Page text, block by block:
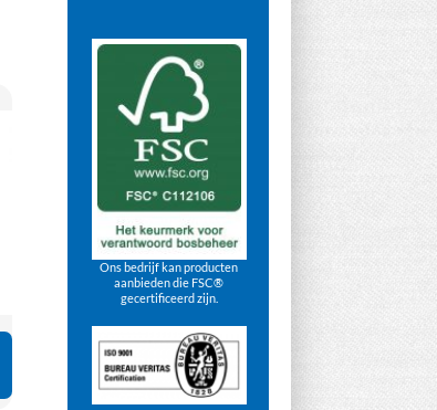
Ons bedrijf kan producten
aanbieden die FSC®
gecertificeerd zijn.